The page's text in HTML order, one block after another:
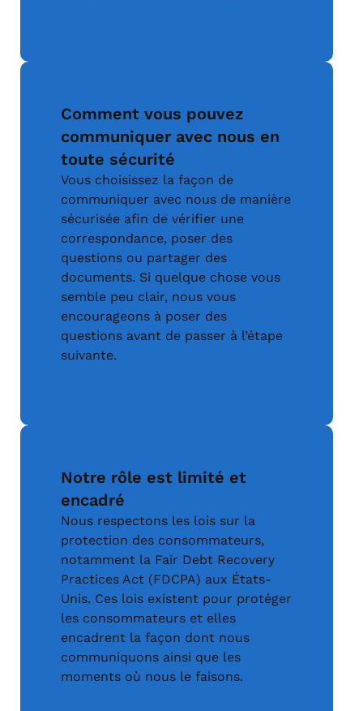
Comment vous pouvez
communiquer avec nous en
toute sécurité
Vous choisissez la façon de
communiquer avec nous de manière
sécurisée afin de vérifier une
correspondance, poser des
questions ou partager des
documents. Si quelque chose vous
semble peu clair, nous vous
encourageons à poser des
questions avant de passer à l’étape
suivante.
Notre rôle est limité et
encadré
Nous respectons les lois sur la
protection des consommateurs,
notamment la Fair Debt Recovery
Practices Act (FDCPA) aux États-
Unis. Ces lois existent pour protéger
les consommateurs et elles
encadrent la façon dont nous
communiquons ainsi que les
moments où nous le faisons.